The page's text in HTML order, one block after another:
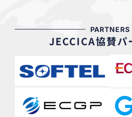
PARTNERS
JECCICA協賛パ